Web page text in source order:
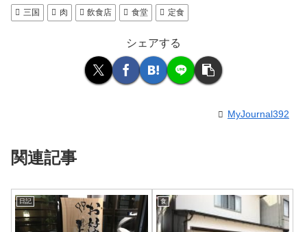
三国 肉 飲食店 食堂 定食
シェアする
MyJournal392
関連記事
日記 食